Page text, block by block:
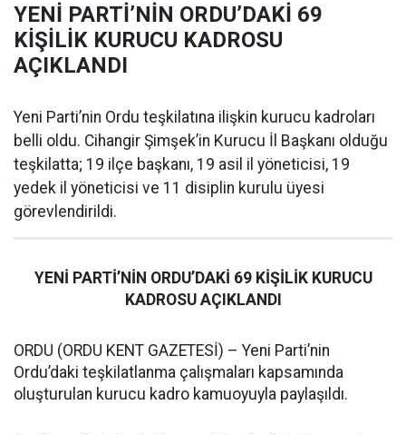
YENİ PARTİ’NİN ORDU’DAKİ 69
KİŞİLİK KURUCU KADROSU
AÇIKLANDI
Yeni Parti’nin Ordu teşkilatına ilişkin kurucu kadroları
belli oldu. Cihangir Şimşek’in Kurucu İl Başkanı olduğu
teşkilatta; 19 ilçe başkanı, 19 asil il yöneticisi, 19
yedek il yöneticisi ve 11 disiplin kurulu üyesi
görevlendirildi.
YENİ PARTİ’NİN ORDU’DAKİ 69 KİŞİLİK KURUCU
KADROSU AÇIKLANDI
ORDU (ORDU KENT GAZETESİ) – Yeni Parti’nin
Ordu’daki teşkilatlanma çalışmaları kapsamında
oluşturulan kurucu kadro kamuoyuyla paylaşıldı.